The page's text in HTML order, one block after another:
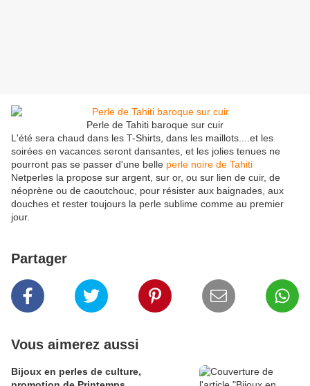
Perle de Tahiti baroque sur cuir
L'été sera chaud dans les T-Shirts, dans les maillots....et les
soirées en vacances seront dansantes, et les jolies tenues ne
pourront pas se passer d'une belle perle noire de Tahiti
Netperles la propose sur argent, sur or, ou sur lien de cuir, de
néoprène ou de caoutchouc, pour résister aux baignades, aux
douches et rester toujours la perle sublime comme au premier
jour.
Partager
Vous aimerez aussi
Bijoux en perles de culture,